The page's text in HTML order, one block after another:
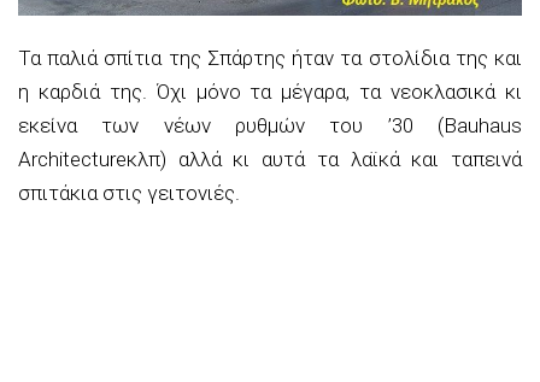
Τα παλιά σπίτια της Σπάρτης ήταν τα στολίδια της και
η καρδιά της. Όχι μόνο τα μέγαρα, τα νεοκλασικά κι
εκείνα των νέων ρυθμών του ’30 (Bauhaus
Architectureκλπ) αλλά κι αυτά τα λαϊκά και ταπεινά
σπιτάκια στις γειτονιές.